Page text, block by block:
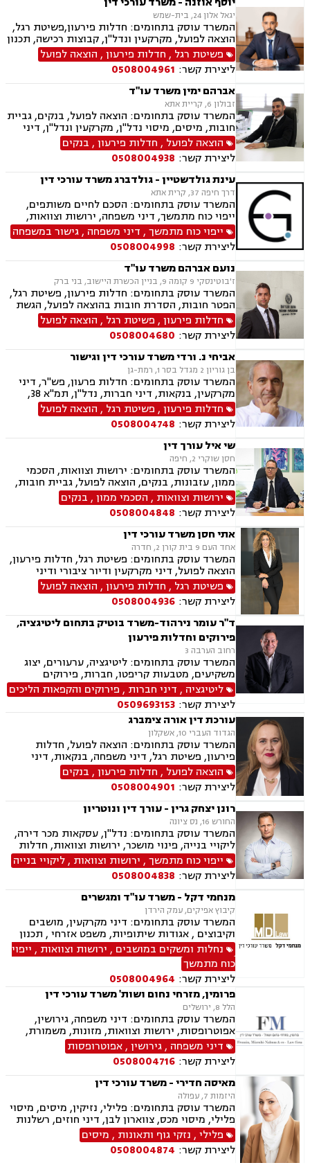
יגאל אלון 24, בית-שמש
המשרד עוסק בתחומים: חדלות פירעון,פשיטת רגל,
הוצאה לפועל, מקרקעין ונדל"ן, קבוצות רכישה, תכנון
ובניה, עסקאות מכר דירה, רישום קבלנים, פינוי
מושכר, מגרשים לבניה, דיירות מוגונת, נחלות
ומשקים במושבים, רשות מקרקעי ישראל, צווי
הריסה, בתים משותפים, נדל"ן ביהודה ושומרון
פשיטת רגל , חדלות פירעון, הוצאה לפועל
ליצירת קשר: 0508004961
אברהם ימין משרד עו"ד
זבולון 6, קריית אתא
המשרד עוסק בתחומים: הוצאה לפועל, בנקים, גביית
חובות, מיסים, מיסוי נדל"ן, מקרקעין ונדל"ן, דיני
משפחה, מזונות, ביטוח לאומי, ירושות וצוואות, ייפוי
כוח מתמשך, חדלות פירעון.
הוצאה לפועל , חדלות פירעון, בנקים
ליצירת קשר: 0508004938
עינת גולדשטיין - גולדברג משרד עורכי דין
דרך חיפה 37, קרית אתא
המשרד עוסק בתחומים: הסכם לחיים משותפים,
ייפוי כוח מתמשך, דיני משפחה, ירושות וצוואות,
הסכמי ממון, ביטוח לאומי, תעבורה, פשיטת רגל,
חדלות פירעון, הוצאה לפועל
ייפוי כוח מתמשך, דיני משפחה ,גישור במשפחה
ליצירת קשר: 0508004998
נועם אברהם משרד עו"ד
ז'בוטינסקי 9 קומה 9, בניין הכשרת היישוב, בני ברק
המשרד עוסק בתחומים: חדלות פירעון, פשיטת רגל,
הפטר חובות, הסדרת חובות בהוצאה לפועל, הגשת
תביעות לבתי משפט, הגשת כתבי הגנה, ייצוג בבתי
משפט, הסדרי נושים ללא פשיטת רגל, ניהול מ"מ
להסדרת חובות ללא פשיטת רגל, הסדרי חוב ללא
פשיטת רגל.
חדלות פירעון, פשיטת רגל , הוצאה לפועל
ליצירת קשר: 0508004680
אביחי נ. ורדי משרד עורכי דין וגישור
בן גוריון 2 מגדל בסר 1, רמת-גן
המשרד עוסק בתחומים: חדלות פרעון, פש"ר, דיני
מקרקעין, בנקאות, דיני חברות, נדל"ן, תמ"א 38,
מיוסי מקרקעין, ליטגציה, גישור עסקי
חדלות פירעון, פשיטת רגל , הוצאה לפועל
ליצירת קשר: 0508004748
שי איל עורך דין
חסן שוקרי 2, חיפה
המשרד עוסק בתחומים: ירושות וצוואות, הסכמי
ממון, עזבונות, בנקים, הוצאה לפועל, גביית חובות,
חדלות פירעון, פינוי מושכר, נזקי גוף ותאונות,
תאונות דרכים, מקרקעין ונדל"ן, עסקאות מכר דירה
ירושות וצוואות , הסכמי ממון, בנקים
ליצירת קשר: 0508004848
אתי חסן משרד עורכי דין
אחד העם 9 בית קורן 2, חדרה
המשרד עוסק בתחומים: פשיטת רגל, חדלות פירעון,
הוצאה לפועל, דיני מקרקעין ודיור ציבורי ודיני
משפחה, ביטוח לאומי, תעבורה.
פשיטת רגל , חדלות פירעון, הוצאה לפועל
ליצירת קשר: 0508004936
ד"ר עומר נירהוד-משרד בוטיק בתחום ליטיגציה,
פירוקים וחדלות פירעון
רחוב הערבה 3
המשרד עוסק בתחומים: ליטיגציה, ערעורים, יצוג
משקיעים, מטבעות קריפטו, חברות, פירוקים
ליטיגציה , דיני חברות , פירוקים והקפאות הליכים
ליצירת קשר: 0509693153
עורכת דין אורה צימברג
הגדוד העברי 10, אשקלון
המשרד עוסק בתחומים: הוצאה לפועל, חדלות
פירעון, פשיטת רגל, דיני משפחה, בנקאות, דיני
חוזים ומסחר
הוצאה לפועל , חדלות פירעון, בנקים
ליצירת קשר: 0508004901
רונן יצחק גרין - עורך דין ונוטריון
החורש 16, נס ציונה
המשרד עוסק בתחומים: נדל"ן, עסקאות מכר דירה,
ליקויי בנייה, פינוי מושכר, ירושות וצוואות, חדלות
ייפוי כוח מתמשך, דיני עבודה, מגשר ובורר
ייפוי כוח מתמשך, ירושות וצוואות ,ליקויי בנייה
ליצירת קשר: 0508004838
מנחמי דקל - משרד עו"ד ומגשרים
קיבוץ אפיקים, עמק הירדן
המשרד עוסק בתחומים: דיני מקרקעין, מושבים
וקיבוצים , אגודות שיתופיות, משפט אזרחי , תכנון
ובניה, ירושות וצוואות, ייפוי כוח מתמשך, מסחר
בינלאומי, בתים משותפים, דיני עבודה, דיני חברות,
חדלות פרעון, ליווי עסקי, נזיקין, נזקי גוף, חקלאי-
עסקי, מגשרים.
נחלות ומשקים במושבים , ירושות וצוואות , ייפוי
כוח מתמשך
ליצירת קשר: 0508004964
פרומין, מזרחי נחום ושות' משרד עורכי דין
הלל 8, ירושלים
המשרד עוסק בתחומים: דיני משפחה, גירושין,
אפוטרופסות, ירושות וצוואות, מזונות, משמורת,
ייפוי כוח מתמשך, ידועים בציבור, חלוקת רכוש,
הורות חד מינית, הסכמי ממון, דיני מקרקעין,
עסקאות מכר דירה, נדל"ן, ליקויי בנייה, פינוי בינוי,
פינוי מושכר, תמ"א 38, דיירות מוגנת , בנקים,
ערבויות ושטרות , פירוקים והקפאות הליכים, צווי
מניעה, ליווי עסקי, דיני חוזים, חדלות פירעון, פשיטת
רגל, הוצאה לפועל, גביית חובות, דיני חברות,
תביעות ייצוגיות, דיני עבודה
דיני משפחה ,גירושין,אפוטרופסות
ליצירת קשר: 0508004716
מאיסה חדירי - משרד עורכי דין
היזמות 7, עפולה
המשרד עוסק בתחומים: פלילי, נזיקין, מיסים, מיסוי
פלילי, מיסוי מכס, צווארון לבן, דיני חוזים, רשלנות
רפואית, דיני ביטוח, דיני חברות, הוצאה לפועל,
ביטוח לאומי, דיני עבודה, חדלות פירעון, עבירות
מס, תאונות עבודה, תאונות תלמידים, תביעות גזזת
פלילי, נזקי גוף ותאונות , מיסים
ליצירת קשר: 0508004874